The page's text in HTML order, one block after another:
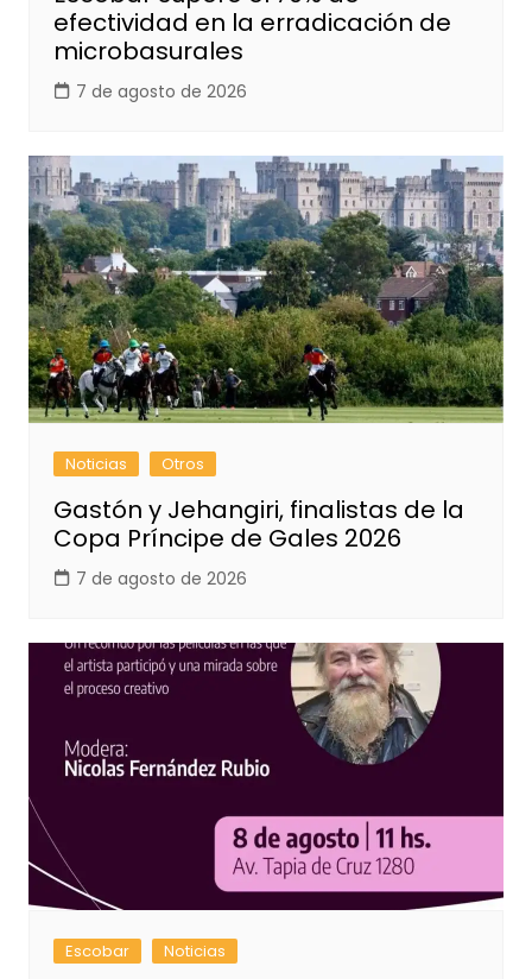
efectividad en la erradicación de
microbasurales
7 de agosto de 2026
Noticias Otros
Gastón y Jehangiri, finalistas de la
Copa Príncipe de Gales 2026
7 de agosto de 2026
Escobar Noticias